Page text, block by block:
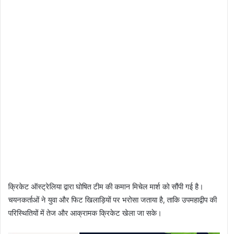
क्रिकेट ऑस्ट्रेलिया द्वारा घोषित टीम की कमान मिचेल मार्श को सौंपी गई है।
चयनकर्ताओं ने युवा और फिट खिलाड़ियों पर भरोसा जताया है, ताकि उपमहाद्वीप की
परिस्थितियों में तेज और आक्रामक क्रिकेट खेला जा सके।